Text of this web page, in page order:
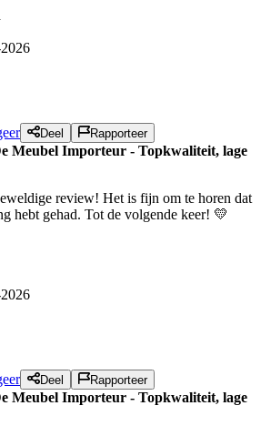
Deel Rapporteer
Meubel Importeur - Topkwaliteit, lage
review! Het is fijn om te horen dat
hebt gehad. Tot de volgende keer! 💛
Deel Rapporteer
Meubel Importeur - Topkwaliteit, lage